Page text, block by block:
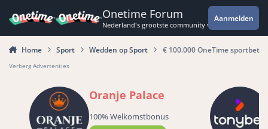
Onetime Forum
Nederland's grootste community voor de
Aanmelden
Home Sport Wedden op Sport € 100.000 OneTime sportbet
Verberg Advertenties
Oranje Palace
100% Welkomstbonus